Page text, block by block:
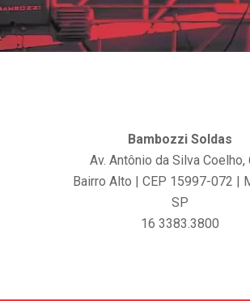
Bambozzi Soldas
Av. Antônio da Silva Coelho,
Bairro Alto | CEP 15997-072 |
SP
16 3383.3800